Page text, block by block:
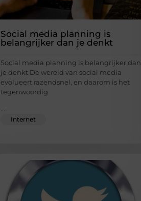
Social media planning is
belangrijker dan je denkt
Social media planning is belangrijker dan
je denkt De wereld van social media
evolueert razendsnel, en daarom is het
tegenwoordig
...
Internet